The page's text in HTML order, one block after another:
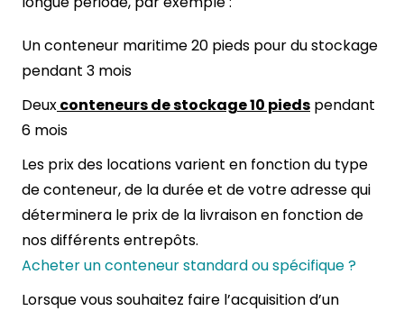
Un conteneur maritime 20 pieds pour du stockage
pendant 3 mois
Deuxconteneurs de stockage 10 pieds pendant
6 mois
Les prix des locations varient en fonction du type
de conteneur, de la durée et de votre adresse qui
déterminera le prix de la livraison en fonction de
nos différents entrepôts.
Acheter un conteneur standard ou spécifique ?
Lorsque vous souhaitez faire l’acquisition d’un